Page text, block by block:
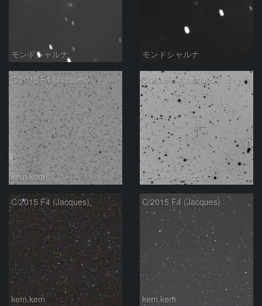
モンドシャルナ モンドシャルナ
C/2015 F4 (Jacques)
kem.kem
C/2015 F4/Jacques
モンドシャルナ
C/2015 F4 (Jacques)
kem.kem
C/2015 F4 (Jacques)
kem.kem